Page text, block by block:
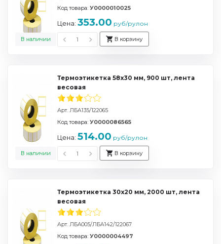
В наличии
Код товара: У0000010025
Цена: 353.00 руб/рулон
В корзину
Термоэтикетка 58х30 мм, 900 шт, лента
весовая
Арт. ЛБА135/122065
В наличии
Код товара: У0000086565
Цена: 514.00 руб/рулон
В корзину
Термоэтикетка 30х20 мм, 2000 шт, лента
весовая
Арт. ЛБА005/ЛБА142/122067
Код товара: У0000004497